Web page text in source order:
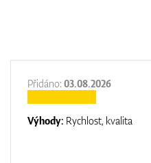
Přidáno: 03.08.2026
Výhody: Rychlost, kvalita